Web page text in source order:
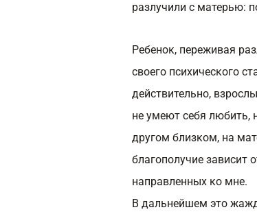
разлучили с матерью:
Ребенок, переживая
своего психического
действительно,
не умеют себя любить,
другом близком, на
благополучие зависит
направленных ко мне.
В дальнейшем это